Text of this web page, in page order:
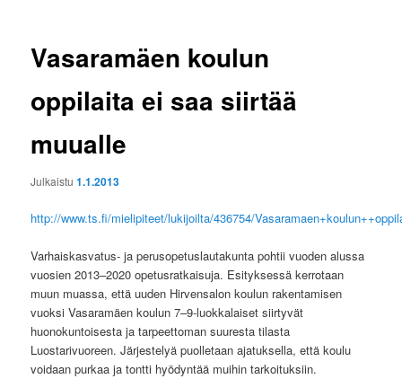
Vasaramäen koulun
oppilaita ei saa siirtää
muualle
Julkaistu1.1.2013
http://www.ts.fi/mielipiteet/lukijoilta/436754/
Varhaiskasvatus- ja perusopetuslautakunta pohtii vuoden alussa
vuosien 2013–2020 opetusratkaisuja. Esityksessä kerrotaan
muun muassa, että uuden Hirvensalon koulun rakentamisen
vuoksi Vasaramäen koulun 7–9-luokkalaiset siirtyvät
huonokuntoisesta ja tarpeettoman suuresta tilasta
Luostarivuoreen. Järjestelyä puolletaan ajatuksella, että koulu
voidaan purkaa ja tontti hyödyntää muihin tarkoituksiin.